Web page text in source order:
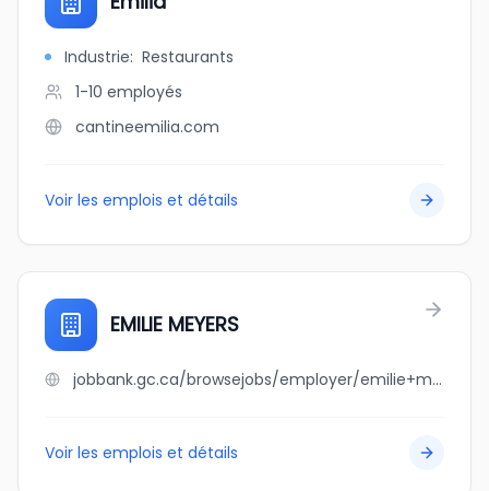
Industrie: Restaurants
1-10 employés
cantineemilia.com
Voir les emplois et détails
EMILIE MEYERS
jobbank.gc.ca/browsejobs/employer/emilie+meyers/ca
Voir les emplois et détails